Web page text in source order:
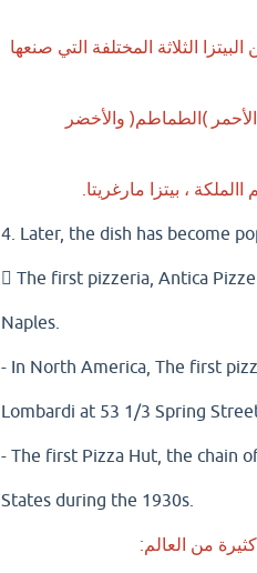
الثلاثة المختلفة التي صنعها
)الطماطم( والأخضر
، بيتزا مارغريتا.
4. Later, the dish has become
 The first pizzeria, Antica
Naples.
- In North America, The first
Lombardi at 53 1/3 Spring
- The first Pizza Hut, the chain
States during the 1930s.
من العالم: